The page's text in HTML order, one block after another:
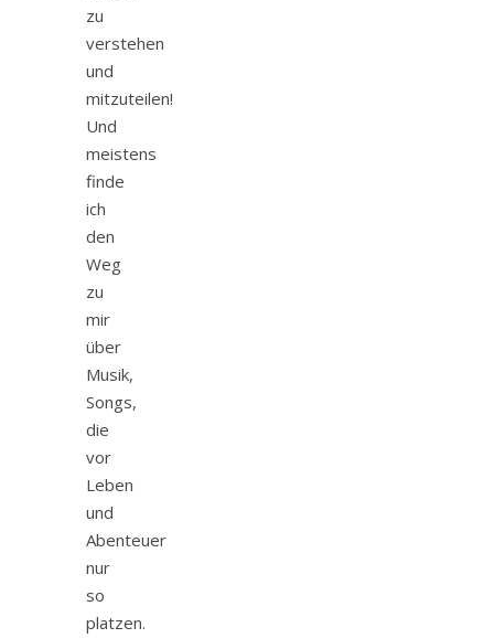
zu
verstehen
und
mitzuteilen!
Und
meistens
finde
ich
den
Weg
zu
mir
über
Musik,
Songs,
die
vor
Leben
und
Abenteuer
nur
so
platzen.